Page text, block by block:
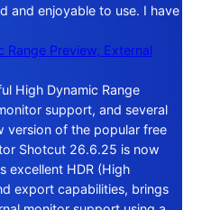
and enjoyable to use. I have
Preview, External
High Dynamic Range
support, and several
version of the popular free
Shotcut 26.6.25 is now
excellent HDR (High
export capabilities, brings